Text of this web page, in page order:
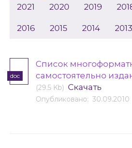
2021 2020 2019
2016 2015 2014 2013
doc
Cписок
самостоятельно
(29.5 Kb) Скачать
Опубликовано: 30.09.2010